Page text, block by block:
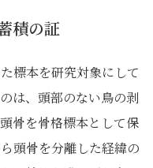
積の証
標本を研究対象にして
は、頭部のない鳥の剥
骨を骨格標本として保
頭骨を分離した経緯の